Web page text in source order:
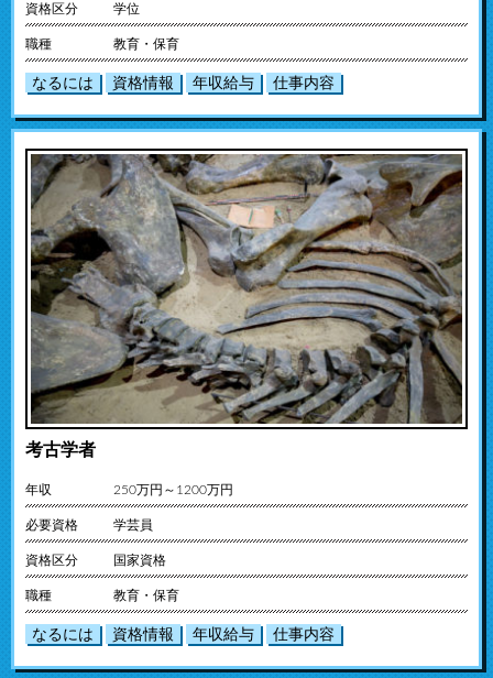
資格区分 学位
職種 教育・保育
なるには 資格情報 年収給与 仕事内容
考古学者
年収 250万円～1200万円
必要資格 学芸員
資格区分 国家資格
職種 教育・保育
なるには 資格情報 年収給与 仕事内容